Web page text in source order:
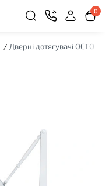
0
Дверні дотягувачі OCTO